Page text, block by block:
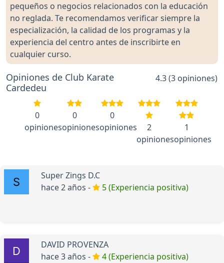
pequeños o negocios relacionados con la educación
no reglada. Te recomendamos verificar siempre la
especialización, la calidad de los programas y la
experiencia del centro antes de inscribirte en
cualquier curso.
Opiniones de Club Karate
Cardedeu
4.3 (3 opiniones)
0
opiniones
0
opiniones
0
opiniones
2
opiniones
1
opiniones
Super Zings D.C
hace 2 años -
5 (Experiencia positiva)
DAVID PROVENZA
hace 3 años -
4 (Experiencia positiva)